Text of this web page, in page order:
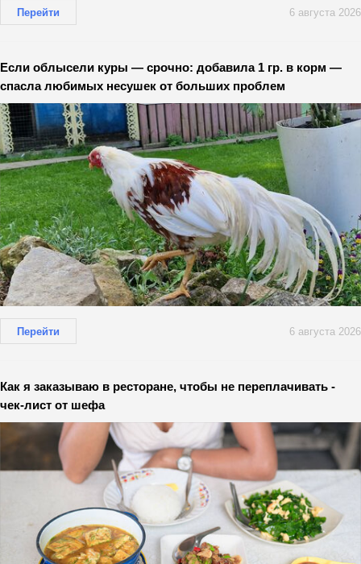
Перейти 6 августа 2026
Если облысели куры — срочно: добавила 1 гр. в корм —
спасла любимых несушек от больших проблем
Перейти 6 августа 2026
Как я заказываю в ресторане, чтобы не переплачивать -
чек-лист от шефа